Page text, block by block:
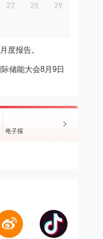
27 28 29
度报告。
储能大会8月9日